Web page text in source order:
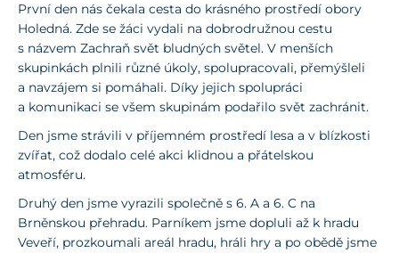
První den nás čekala cesta do krásného prostředí obory
Holedná. Zde se žáci vydali na dobrodružnou cestu
s názvem Zachraň svět bludných světel. V menších
skupinkách plnili různé úkoly, spolupracovali, přemýšleli
a navzájem si pomáhali. Díky jejich spolupráci
a komunikaci se všem skupinám podařilo svět zachránit.
Den jsme strávili v příjemném prostředí lesa a v blízkosti
zvířat, což dodalo celé akci klidnou a přátelskou
atmosféru.
Druhý den jsme vyrazili společně s 6. A a 6. C na
Brněnskou přehradu. Parníkem jsme dopluli až k hradu
Veveří, prozkoumali areál hradu, hráli hry a po obědě jsme